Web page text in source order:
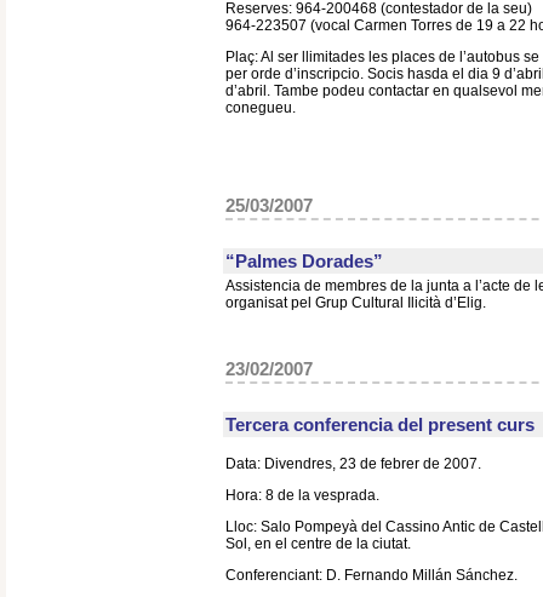
Reserves: 964-200468 (contestador de la seu)
964-223507 (vocal Carmen Torres de 19 a 22
Plaç: Al ser llimitades les places de l’autobus
per orde d’inscripcio. Socis hasda el dia 9
d’abril. Tambe podeu contactar en qualsevol
conegueu.
25/03/2007
“Palmes Dorades”
Assistencia de membres de la junta a l’acte de
organisat pel Grup Cultural Ilicità d’Elig.
23/02/2007
Tercera conferencia del present curs
Data: Divendres, 23 de febrer de 2007.
Hora: 8 de la vesprada.
Lloc: Salo Pompeyà del Cassino Antic de
Sol, en el centre de la ciutat.
Conferenciant: D. Fernando Millán Sánchez.